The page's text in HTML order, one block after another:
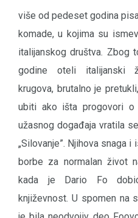
više od pedeset godina
komade, u kojima su
italijanskog društva. Zbog
godine oteli italijanski
krugova, brutalno je
ubiti ako išta progovori o
užasnog događaja vratila
„Silovanje”. Njihova snaga
borbe za normalan život
kada je Dario Fo
književnost. U spomen na